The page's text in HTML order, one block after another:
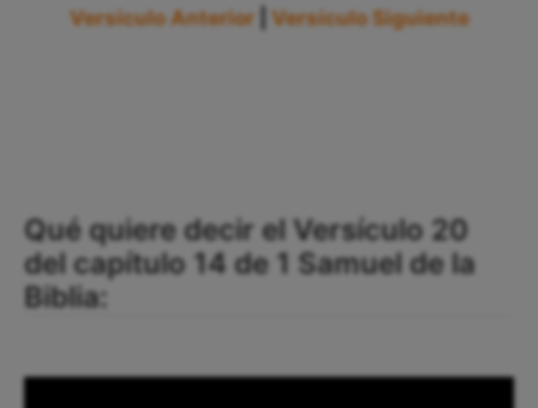
Versículo Anterior Versículo Siguiente
Qué quiere decir el Versículo 20
del capítulo 14 de 1 Samuel de la
Biblia: